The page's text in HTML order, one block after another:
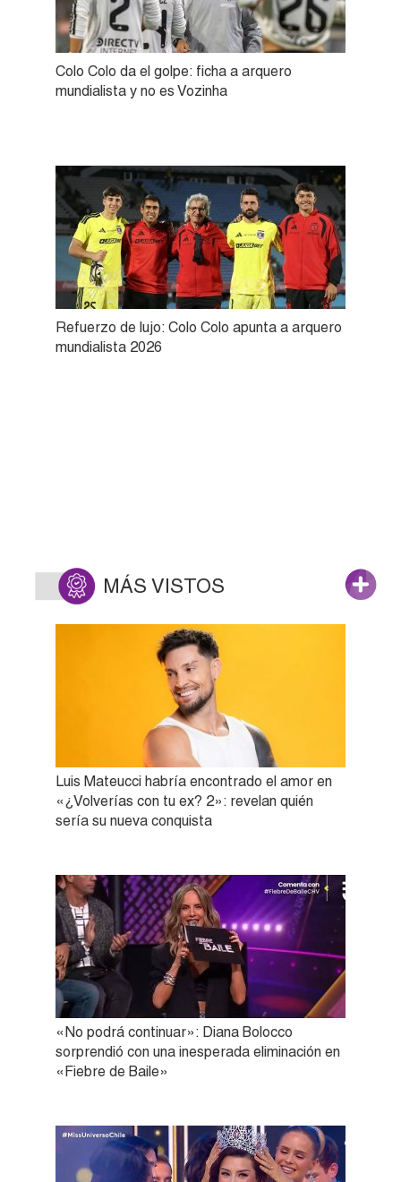
Colo Colo da el golpe: ficha a arquero
mundialista y no es Vozinha
Refuerzo de lujo: Colo Colo apunta a arquero
mundialista 2026
MÁS VISTOS
Luis Mateucci habría encontrado el amor en
«¿Volverías con tu ex? 2»: revelan quién
sería su nueva conquista
«No podrá continuar»: Diana Bolocco
sorprendió con una inesperada eliminación en
«Fiebre de Baile»